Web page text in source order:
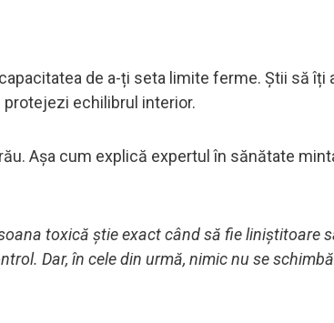
de a-ți seta limite ferme. Știi să îți
echilibrul interior.
Așa cum explică expertul în sănătate
toxică știe exact când să fie liniștitoare
Dar, în cele din urmă, nimic nu se